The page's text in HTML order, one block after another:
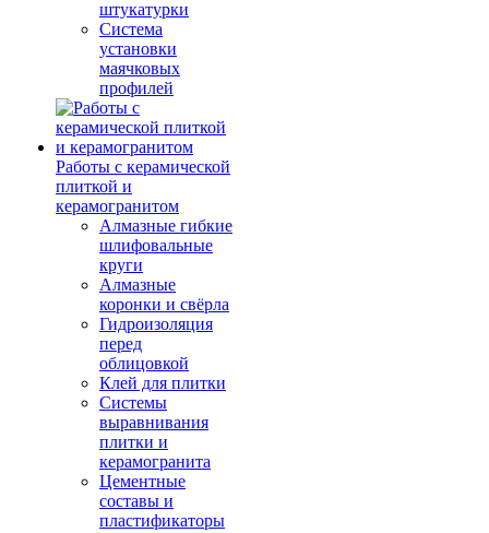
штукатурки
Система
установки
маячковых
профилей
Работы с керамической
плиткой и
керамогранитом
Алмазные гибкие
шлифовальные
круги
Алмазные
коронки и свёрла
Гидроизоляция
перед
облицовкой
Клей для плитки
Системы
выравнивания
плитки и
керамогранита
Цементные
составы и
пластификаторы